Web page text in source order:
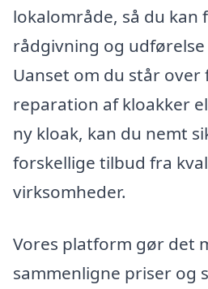
lokalområde, så du kan
rådgivning og
Uanset om du står
reparation af kloakker
ny kloak, kan du nemt
forskellige tilbud fra
virksomheder.
Vores platform gør det
sammenligne priser og